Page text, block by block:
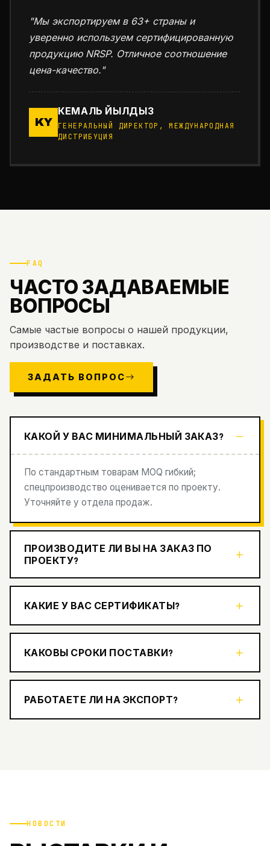
"Мы экспортируем в 63+ страны и
уверенно используем сертифицированную
продукцию NRSP. Отличное соотношение
цена-качество."
KY
КЕМАЛЬ ЙЫЛДЫЗ
ГЕНЕРАЛЬНЫЙ ДИРЕКТОР, МЕЖДУНАРОДНАЯ
ДИСТРИБУЦИЯ
FAQ
ЧАСТО ЗАДАВАЕМЫЕ
ВОПРОСЫ
Самые частые вопросы о нашей продукции,
производстве и поставках.
ЗАДАТЬ ВОПРОС
КАКОЙ У ВАС МИНИМАЛЬНЫЙ ЗАКАЗ?
По стандартным товарам MOQ гибкий;
спецпроизводство оценивается по проекту.
Уточняйте у отдела продаж.
ПРОИЗВОДИТЕ ЛИ ВЫ НА ЗАКАЗ ПО
ПРОЕКТУ?
КАКИЕ У ВАС СЕРТИФИКАТЫ?
КАКОВЫ СРОКИ ПОСТАВКИ?
РАБОТАЕТЕ ЛИ НА ЭКСПОРТ?
НОВОСТИ